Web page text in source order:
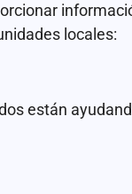
locales:
están